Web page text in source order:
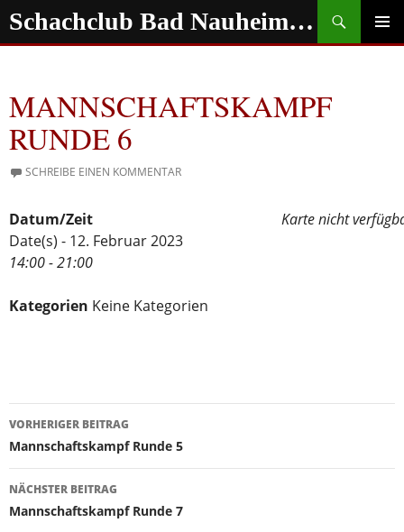
Zum
Inhalt
Schachclub Bad Nauheim e.V.
Suchen
MANNSCHAFTSKAMPF
RUNDE 6
SCHREIBE EINEN KOMMENTAR
Karte nicht
Datum/Zeit
Date(s) - 12. Februar 2023
14:00 - 21:00
Kategorien Keine Kategorien
Beitragsnavigation
VORHERIGER BEITRAG
Mannschaftskampf Runde 5
NÄCHSTER BEITRAG
Mannschaftskampf Runde 7